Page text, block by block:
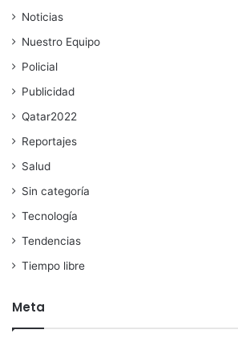
Noticias
Nuestro Equipo
Policial
Publicidad
Qatar2022
Reportajes
Salud
Sin categoría
Tecnología
Tendencias
Tiempo libre
Meta